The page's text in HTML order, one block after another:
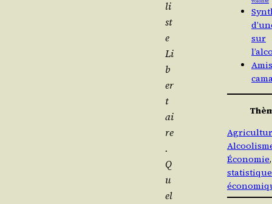
li
st
e
Li
b
er­
t
ai
re
.
Q
u
el
sur
Économie